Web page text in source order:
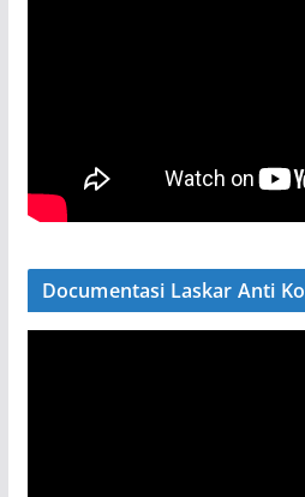
Documentasi Laskar Anti